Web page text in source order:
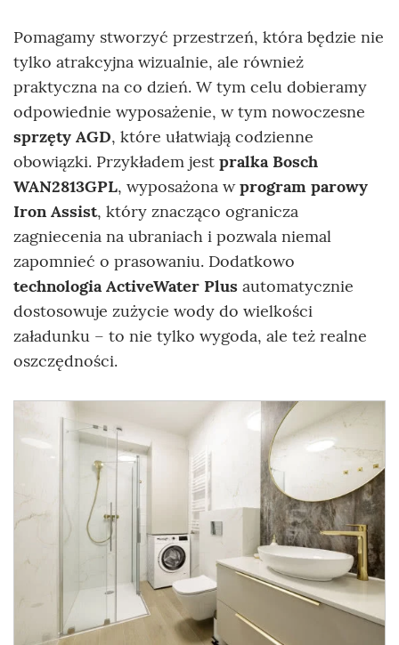
Pomagamy stworzyć przestrzeń, która będzie nie
tylko atrakcyjna wizualnie, ale również
praktyczna na co dzień. W tym celu dobieramy
odpowiednie wyposażenie, w tym nowoczesne
sprzęty AGD, które ułatwiają codzienne
obowiązki. Przykładem jest pralka Bosch
WAN2813GPL, wyposażona wprogram parowy
Iron Assist, który znacząco ogranicza
zagniecenia na ubraniach i pozwala niemal
zapomnieć o prasowaniu. Dodatkowo
technologia ActiveWater Plus automatycznie
dostosowuje zużycie wody do wielkości
załadunku – to nie tylko wygoda, ale też realne
oszczędności.